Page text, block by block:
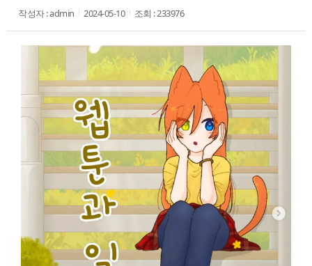
작성자 : admin 2024-05-10 조회 : 233976